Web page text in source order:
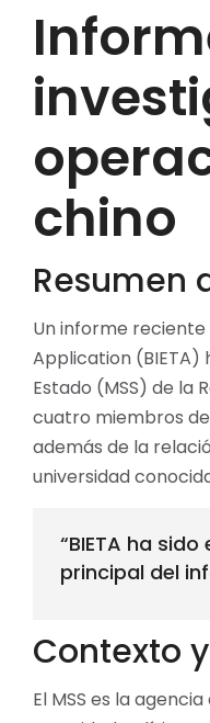
chino
Resumen
Un informe
Application (BIETA)
Estado (MSS) de la
cuatro miembros
además de la
universidad
“BIETA ha
principal del
Contexto
El MSS es la